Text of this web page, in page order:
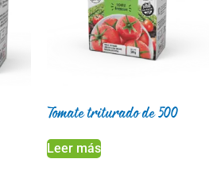
Tomate triturado de 500
Leer más